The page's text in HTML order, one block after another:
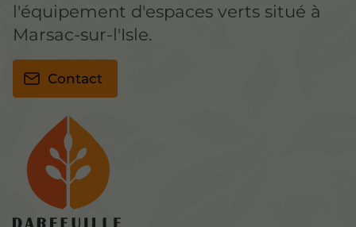
l'équipement d'espaces verts situé à
Marsac-sur-l'Isle.
Contact